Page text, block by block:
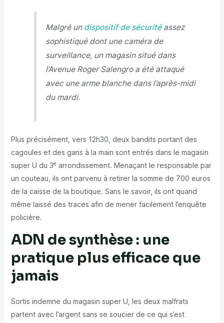
Malgré un dispositif de sécuritéassez
sophistiqué dont une caméra de
surveillance, un magasin situé dans
l’Avenue Roger Salengro a été attaqué
avec une arme blanche dans l’après-midi
du mardi.
Plus précisément, vers 12h30, deux bandits portant des
cagoules et des gans à la main sont entrés dans le magasin
super U du 3e arrondissement. Menaçant le responsable par
un couteau, ils ont parvenu à retirer la somme de 700 euros
de la caisse de la boutique. Sans le savoir, ils ont quand
même laissé des traces afin de mener facilement l’enquête
policière.
ADN de synthèse : une
pratique plus efficace que
jamais
Sortis indemne du magasin super U, les deux malfrats
partent avec l’argent sans se soucier de ce qui s’est